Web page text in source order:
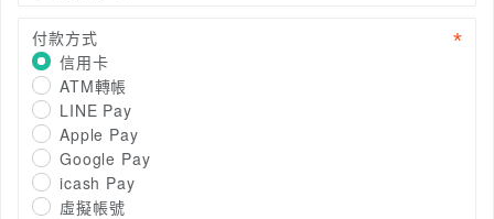
付款方式
信用卡
ATM轉帳
LINE Pay
Apple Pay
Google Pay
icash Pay
虛擬帳號